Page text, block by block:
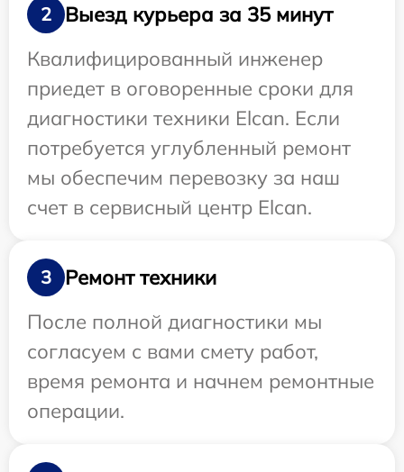
2
Выезд курьера за 35 минут
Квалифицированный инженер
приедет в оговоренные сроки для
диагностики техники Elcan. Если
потребуется углубленный ремонт
мы обеспечим перевозку за наш
счет в сервисный центр Elcan.
3
Ремонт техники
После полной диагностики мы
согласуем с вами смету работ,
время ремонта и начнем ремонтные
операции.